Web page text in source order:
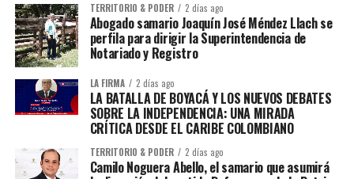
TERRITORIO & PODER 2 días ago
Abogado samario Joaquín José Méndez Llach se
perfila para dirigir la Superintendencia de
Notariado y Registro
LA FIRMA 2 días ago
LA BATALLA DE BOYACÁ Y LOS NUEVOS DEBATES
SOBRE LA INDEPENDENCIA: UNA MIRADA
CRÍTICA DESDE EL CARIBE COLOMBIANO
TERRITORIO & PODER 2 días ago
Camilo Noguera Abello, el samario que asumirá